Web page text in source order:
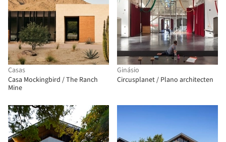
Casas
Casa Mockingbird / The Ranch
Mine
Ginásio
Circusplanet / Plano architecten